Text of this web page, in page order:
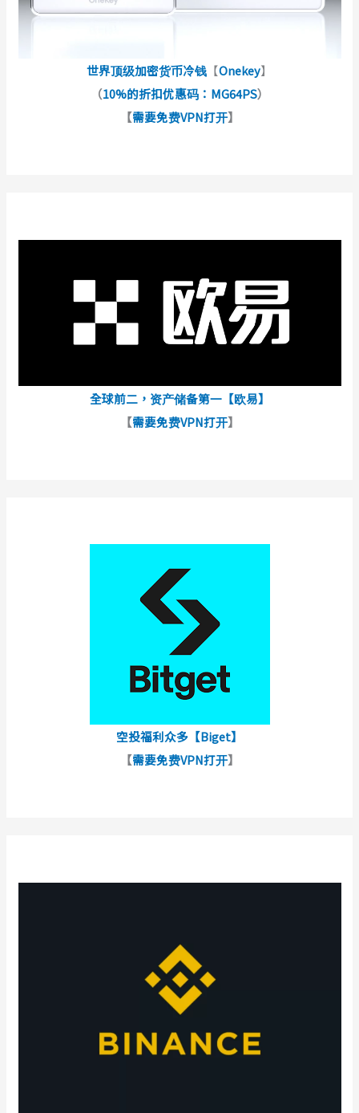
世界顶级加密货币冷钱 【Onekey】
（10%的折扣优惠码：MG64PS）
【需要免费VPN打开】
全球前二，资产储备第一【欧易】
【需要免费VPN打开】
空投福利众多【Biget】
【需要免费VPN打开】